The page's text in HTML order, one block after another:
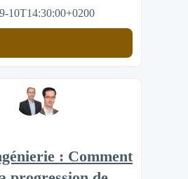
10T14:30:00+0200
: Comment